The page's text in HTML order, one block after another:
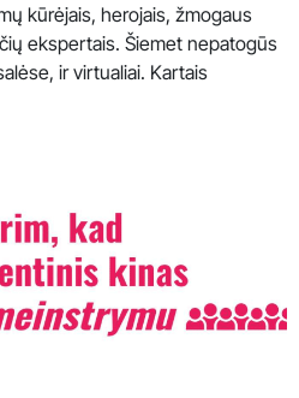
kūrėjais, herojais, žmogaus
ekspertais. Šiemet nepatogūs
ir virtualiai. Kartais